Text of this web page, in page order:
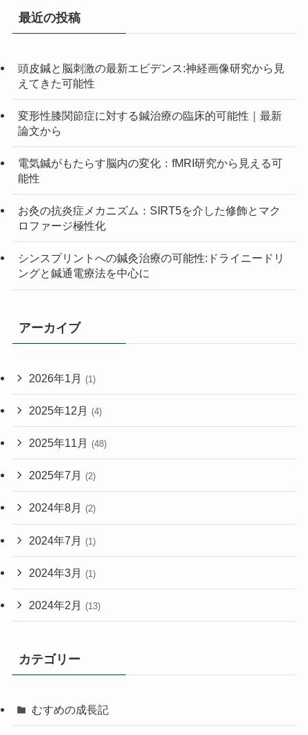
最近の投稿
頭皮鍼と脳刺激の最新エビデンス:神経画像研究から見
えてきた可能性
変形性膝関節症に対する鍼治療の臨床的可能性｜最新
論文から
電気鍼がもたらす脳内の変化：fMRI研究から見える可
能性
お灸の抗炎症メカニズム：SIRT5を介した修飾とマク
ロファージ極性化
シンスプリントへの鍼灸治療の可能性:ドライニードリ
ングと鍼通電療法を中心に
アーカイブ
2026年1月 (1)
2025年12月 (4)
2025年11月 (48)
2025年7月 (2)
2024年8月 (2)
2024年7月 (1)
2024年3月 (1)
2024年2月 (13)
カテゴリー
むすめの成長記